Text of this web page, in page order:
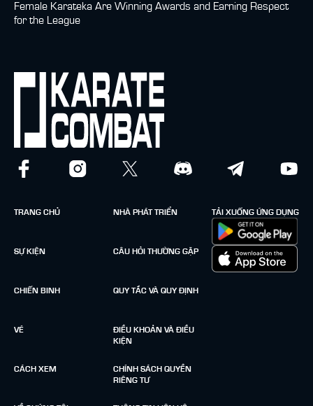
Female Karateka Are Winning Awards and Earning Respect
for the League
TRANG CHỦ
SỰ KIỆN
CHIẾN BINH
VÉ
CÁCH XEM
NHÀ PHÁT TRIỂN
CÂU HỎI THƯỜNG GẶP
QUY TẮC VÀ QUY ĐỊNH
ĐIỀU KHOẢN VÀ ĐIỀU
KIỆN
CHÍNH SÁCH QUYỀN
RIÊNG TƯ
TẢI XUỐNG ỨNG DỤNG